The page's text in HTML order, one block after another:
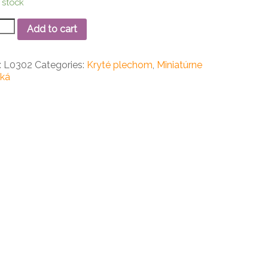
stock
Add to cart
L0302 Categories: Kryté plechom Miniatúrne